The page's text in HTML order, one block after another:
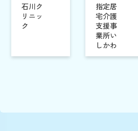
石川ク
リニッ
ク
指定居
宅介護
支援事
業所い
しかわ